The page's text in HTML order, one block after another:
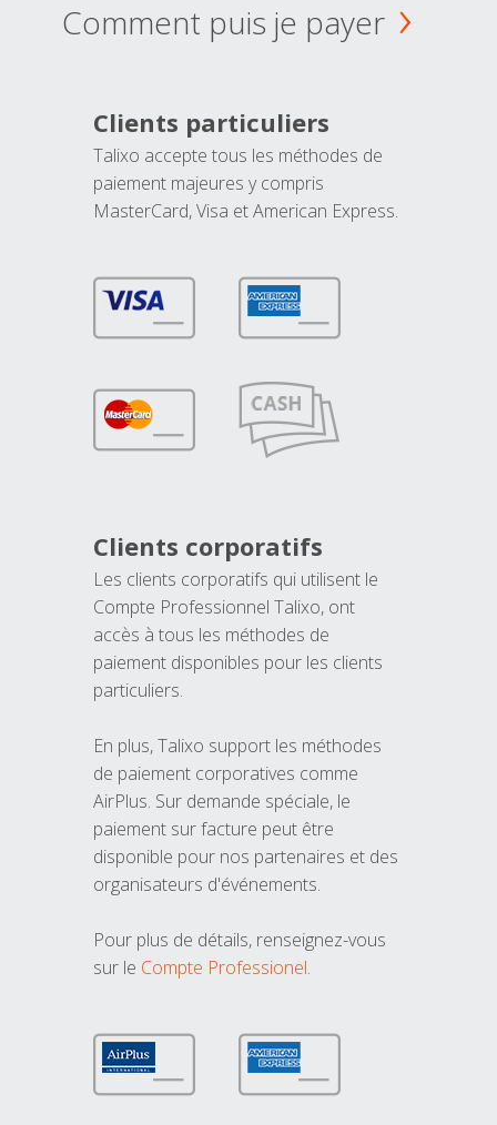
Comment puis je payer
Clients particuliers
Talixo accepte tous les méthodes de
paiement majeures y compris
MasterCard, Visa et American Express.
Clients corporatifs
Les clients corporatifs qui utilisent le
Compte Professionnel Talixo, ont
accès à tous les méthodes de
paiement disponibles pour les clients
particuliers.
En plus, Talixo support les méthodes
de paiement corporatives comme
AirPlus. Sur demande spéciale, le
paiement sur facture peut être
disponible pour nos partenaires et des
organisateurs d'événements.
Pour plus de détails, renseignez-vous
sur le Compte Professionel.